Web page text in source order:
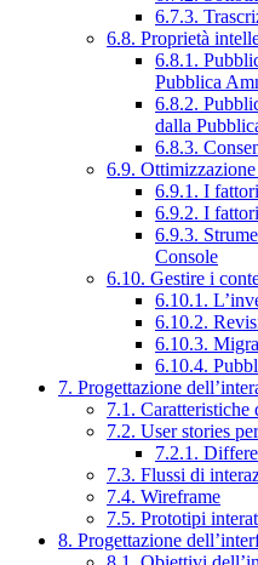
6.7.3.
6.8. Proprietà
6.8.1.
Pubblica
6.8.2.
dalla
6.8.3.
6.9.
6.9.1. I fattori
6.9.2. I fattori
6.9.3.
Console
6.10. Gestire i
6.10.1.
6.10.2.
6.10.3.
6.10.4.
7. Progettazione
7.1. Caratteristiche
7.2. User stories
7.2.1.
7.3. Flussi di
7.4. Wireframe
7.5. Prototipi
8. Progettazione